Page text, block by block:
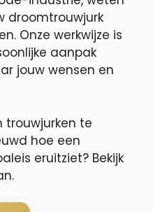
droomtrouwjurk
Onze werkwijze is
aanpak
jouw wensen en
trouwjurken te
hoe een
eruitziet? Bekijk